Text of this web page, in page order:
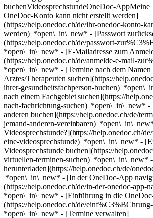
buchenVideosprechstundeOneDoc-AppMeine
OneDoc-Konto kann nicht erstellt werden]
(https://help.onedoc.ch/de/ihr-onedoc-konto-
werden) *open\_in\_new* - [Passwort
(https://help.onedoc.ch/de/passwort-
*open\_in\_new* - [E-Mailadresse zum
(https://help.onedoc.ch/de/anmelde-e-mail-
*open\_in\_new* - [Termine nach dem Namen
Arztes/Therapeuten suchen](https://
ihrer-gesundheitsfachperson-buchen)
nach einem Fachgebiet suchen](https://
nach-fachrichtung-suchen) *open\_in\_new* -
anderen buchen](https://help.onedoc.ch/de/
jemand-anderen-vereinbaren) *open\_in\_new*
Videosprechstunde?](https://help.onedoc.ch/
eine-videosprechstunde) *open\_in\_new* -
Videosprechstunde buchen](https://
virtuellen-terminen-suchen) *open\_in\_new*
herunterladen](https://help.onedoc.ch/de/
*open\_in\_new* - [In der OneDoc-App
(https://help.onedoc.ch/de/in-der-onedoc-app-
*open\_in\_new* - [Einführung in die
(https://help.onedoc.ch/de/
*open\_in\_new* - [Termine verwalten](https://help.onedoc.ch/de/termine-verwalten) *open\_in\_new* - [Termine absagen](https://help.onedoc.ch/de/online-gebuchte-termine-absagen) *open\_in\_new* - [Ich erhalte keine Terminbestätigung](https://help.onedoc.ch/de/ich-erhalte-keine-terminbest%C3%A4tigung) *open\_in\_new* [Alle unsere Artikel anzeigen *open\_in\_new*](https://help.onedoc.ch/de/) close ## Ihre Suche bearbeiten ![Haus mit Pluszeichen, das anzeigt, dass eine Konsultation vor Ort möglich ist](https://www.onedoc.ch/assets/images/icons/on-site.svg) Vor Ort ![Kamera mit Play-Symbol, die anzeigt, dass eine Konsultation per Video aus der Ferne möglich ist](https://www.onedoc.ch/assets/images/icons/remote.svg) Virtuell Suche #### Fachrichtung #### Gesundheitsfachperson #### Einrichtung edit Vorsorgeuntersuchung | Check up in Stäfa tune Filter Neue Patienten*keyboard\_arrow\_down* - Zugelassen*check\_circle* Gesprochene Sprachen*keyboard\_arrow\_down* - Albanisch*check\_circle* - Arabisch*check\_circle* - Bosnisch*check\_circle* - Bulgarisch*check\_circle* - Chinesisch*check\_circle* - Deutsch*check\_circle* - Englisch*check\_circle* - Französisch*check\_circle* - Georgisch*check\_circle* - Griechisch*check\_circle* - Hebräisch*check\_circle* - Hindi*check\_circle* - Italienisch*check\_circle* - Kroatisch*check\_circle* - Litauisch*check\_circle* - Malayalam*check\_circle* - Niederländisch*check\_circle* - Persisch*check\_circle* - Polnisch*check\_circle* - Portugiesisch*check\_circle* - Rumänisch*check\_circle* - Russisch*check\_circle* - Rätoromanisch*check\_circle* - Serbisch*check\_circle* - Spanisch*check\_circle* - Tamil*check\_circle* - Tschechisch*check\_circle* - Türkisch*check\_circle* - Ukrainisch*check\_circle* - Ungarisch*check\_circle* - Urdu*check\_circle* Geschlecht*keyboard\_arrow\_down* - Weiblich*check\_circle* - Männlich*check\_circle* Netzwerk*keyboard\_arrow\_down* - Amavita*check\_circle* - Hirslanden*check\_circle* - Swiss Medical Network*check\_circle* - ASCA*check\_circle* - EMR*check\_circle* - ArgoMed*check\_circle* - mediX*check\_circle* - 1A-Hausärzte*check\_circle* - doccare*check\_circle* - DocNet Säuliamt*check\_circle* - hapmed*check\_circle* - zmed*check\_circle* - zu:care*check\_circle* - Zürcher Gesundheitsnetz*check\_circle* - Medbase*check\_circle* Verfügbarkeit*keyboard\_arrow\_down* - Heute*check\_circle* - In den nächsten 3 Tagen*check\_circle* - In den nächsten 7 Tagen*check\_circle* - In den nächsten 14 Tagen*check\_circle* # __Vorsorgeuntersuchung | Check up__ in der Umgebung von __Stäfa__: Buchen Sie heute Ihren Termin online [![Dr. med. Verena Immer, Hausärztin (Allgemeinmedizinerin) in Männedorf](https://assets.onedoc.ch/images/users/57c114a6547f5e651f4dbd0b9d40f4892e4327676b28a795d63059b95649988f-small.jpg "Dr. med. Verena Immer, Hausärztin (Allgemeinmedizinerin) in Männedorf")](https://www.onedoc.ch/de/hausarztin-allgemeinmedizinerin/mannedorf/pc3ei/dr-med-verena-immer) ### [Dr. med. Verena Immer](https://www.onedoc.ch/de/hausarztin-allgemeinmedizinerin/mannedorf/pc3ei/dr-med-verena-immer) ![Abzeichen, das ein verifiziertes Profil kennzeichnet](https://www.onedoc.ch/assets/images/icons/checkmark.svg) [Hausärztin (Allgemeinmedizinerin)](https://www.onedoc.ch/de/hausarzt-allgemeinmedizin/mannedorf) [Medizinisches Center Männedorf](https://www.onedoc.ch/de/medizinisches-zentrum/mannedorf/ebdc2/medizinisches-center-mannedorf) Schwerzistrasse 30 8708 Männedorf ![Patient mit Pluszeichen, der anzeigt, dass neue Patienten angenommen werden](https://www.onedoc.ch/assets/images/icons/new-patients.svg)Akzeptiert neue Patienten [Termin buchen](https://www.onedoc.ch/de/hausarztin-allgemeinmedizinerin/mannedorf/pc3ei/dr-med-verena-immer) Expertisen:[Vorsorgeuntersuchung | Check up](https://www.onedoc.ch/de/vorsorgeuntersuchung-check-up/mannedorf), [Harnwegsinfektion | Zystitis | Blasenentzündung](https://www.onedoc.ch/de/harnwegsinfektion-zystitis-blasenentzundung/mannedorf), [Grippe | Influenza | Grippesymptome | Schnupfen](https://www.onedoc.ch/de/grippe-influenza-grippesymptome-schnupfen/mannedorf), [Fadenentfernung | Klammerentfernung](https://www.onedoc.ch/de/fadenentfernung-klammerentfernung/mannedorf), [Pflege von Wunden | Wundbehandlung](https://www.onedoc.ch/de/pflege-von-wunden-wundbehandlung/mannedorf)Mehr anzeigen *chevron\_left* Di. 04 Aug. *chevron\_right* Mehr Termine anzeigen *error\_outline* Beim Laden der Verfügbarkeiten ist ein Fehler aufgetreten [Erneut versuchen](https://www.onedoc.ch) Expertisen:[Vorsorgeuntersuchung | Check up](https://www.onedoc.ch/de/vorsorgeuntersuchung-check-up/mannedorf), [Harnwegsinfektion | Zystitis | Blasenentzündung](https://www.onedoc.ch/de/harnwegsinfektion-zystitis-blasenentzundung/mannedorf), [Grippe | Influenza | Grippesymptome | Schnupfen](https://www.onedoc.ch/de/grippe-influenza-grippesymptome-schnupfen/mannedorf), [Fadenentfernung | Klammerentfernung](https://www.onedoc.ch/de/fadenentfernung-klammerentfernung/mannedorf), [Pflege von Wunden | Wundbehandlung](https://www.onedoc.ch/de/pflege-von-wunden-wundbehandlung/mannedorf)Mehr anzeigen [![Dr. med. Cornelia Herster, Hausärztin (Allgemeinmedizinerin) in Männedorf](https://assets.onedoc.ch/images/users/c070ed3fb9f17a596b24805c1c1f6c728c953abd872a40fec2250f646cd42b27-small.png "Dr. med. Cornelia Herster, Hausärztin (Allgemeinmedizinerin) in Männedorf")](https://www.onedoc.ch/de/hausarztin-allgemeinmedizinerin/mannedorf/pcyc1/dr-med-cornelia-herster) ### [Dr. med. Cornelia Herster](https://www.onedoc.ch/de/hausarztin-allgemeinmedizinerin/mannedorf/pcyc1/dr-med-cornelia-herster) ![Abzeichen, das ein verifiziertes Profil kennzeichnet](https://www.onedoc.ch/assets/images/icons/checkmark.svg) [Hausärztin (Allgemeinmedizinerin)](https://www.onedoc.ch/de/hausarzt-allgemeinmedizin/mannedorf) [Medizinisches Center Männedorf](https://www.onedoc.ch/de/medizinisches-zentrum/mannedorf/ebdc2/medizinisches-center-mannedorf) Schwerzistrasse 30 8708 Männedorf ![Patient mit Pluszeichen, der anzeigt, dass neue Patienten angenommen werden](https://www.onedoc.ch/assets/images/icons/new-patients.svg)Akzeptiert neue Patienten [Termin buchen](https://www.onedoc.ch/de/hausarztin-allgemeinmedizinerin/mannedorf/pcyc1/dr-med-cornelia-herster) Expertisen:[Vorsorgeuntersuchung | Check up](https://www.onedoc.ch/de/vorsorgeuntersuchung-check-up/mannedorf), [Harnwegsinfektion | Zystitis | Blasenentzündung](https://www.onedoc.ch/de/harnwegsinfektion-zystitis-blasenentzundung/mannedorf), [Grippe | Influenza | Grippesymptome | Schnupfen](https://www.onedoc.ch/de/grippe-influenza-grippesymptome-schnupfen/mannedorf), [Verkehrsmedizinische Kontrolluntersuchung STUFE 1](https://www.onedoc.ch/de/verkehrsmedizinische-kontrolluntersuchung-stufe-1/mannedorf)Mehr anzeigen *chevron\_left* Di. 04 Aug. *chevron\_right* Mehr Termine anzeigen *error\_outline* Beim Laden der Verfügbarkeiten ist ein Fehler aufgetreten [Erneut versuchen](https://www.onedoc.ch) Expertisen:[Vorsorgeuntersuchung | Check up](https://www.onedoc.ch/de/vorsorgeuntersuchung-check-up/mannedorf), [Harnwegsinfektion | Zystitis | Blasenentzündung](https://www.onedoc.ch/de/harnwegsinfektion-zystitis-blasenentzundung/mannedorf), [Grippe | Influenza | Grippesymptome | Schnupfen](https://www.onedoc.ch/de/grippe-influenza-grippesymptome-schnupfen/mannedorf), [Verkehrsmedizinische Kontrolluntersuchung STUFE 1](https://www.onedoc.ch/de/verkehrsmedizinische-kontrolluntersuchung-stufe-1/mannedorf)Mehr anzeigen [![Dr. med. Timotheus Hauser, Hausarzt (Allgemeinmedizin) in Männedorf](https://assets.onedoc.ch/images/users/b65e1c0de9fa56e8de9d586c0e6a88163dbb3ccf88c46be994ddb285a58a7d1c-small.png "Dr. med. Timotheus Hauser, Hausarzt (Allgemeinmedizin) in Männedorf")](https://www.onedoc.ch/de/hausarzt-allgemeinmedizin/mannedorf/pcyc0/dr-med-timotheus-hauser) ### [Dr. med. Timotheus Hauser](https://www.onedoc.ch/de/hausarzt-allgemeinmedizin/mannedorf/pcyc0/dr-med-timotheus-hauser) ![Abzeichen, das ein verifiziertes Profil kennzeichnet](https://www.onedoc.ch/assets/images/icons/checkmark.svg) [Hausarzt (Allgemeinmedizin)](https://www.onedoc.ch/de/hausarzt-allgemeinmedizin/mannedorf) [Medizinisches Center Männedorf](https://www.onedoc.ch/de/medizinisches-zentrum/mannedorf/ebdc2/medizinisches-center-mannedorf) Schwerzistrasse 30 8708 Männedorf ![Patient mit Pluszeichen, der anzeigt, dass neue Patienten angenommen werden](https://www.onedoc.ch/assets/images/icons/new-patients.svg)Akzeptiert neue Patienten [Termin buchen](https://www.onedoc.ch/de/hausarzt-allgemeinmedizin/mannedorf/pcyc0/dr-med-timotheus-hauser) Expertisen:[Vorsorgeuntersuchung | Check up](https://www.onedoc.ch/de/vorsorgeuntersuchung-check-up/mannedorf), [Harnwegsinfektion | Zystitis | Blasenentzündung](https://www.onedoc.ch/de/harnwegsinfektion-zystitis-blasenentzundung/mannedorf), [Grippe | Influenza | Grippesymptome | Schnupfen](https://www.onedoc.ch/de/grippe-influenza-grippesymptome-schnupfen/mannedorf), [Verkehrsmedizinische Kontrolluntersuchung STUFE 1](https://www.onedoc.ch/de/verkehrsmedizinische-kontrolluntersuchung-stufe-1/mannedorf)Mehr anzeigen Expertisen:[Vorsorgeuntersuchung | Check up](https://www.onedoc.ch/de/vorsorgeuntersuchung-check-up/mannedorf), [Harnwegsinfektion | Zystitis | Blasenentzündung](https://www.onedoc.ch/de/harnwegsinfektion-zystitis-blasenentzundung/mannedorf), [Grippe | Influenza | Grippesymptome | Schnupfen](https://www.onedoc.ch/de/grippe-influenza-grippesymptome-schnupfen/mannedorf), [Verkehrsmedizinische Kontrolluntersuchung STUFE 1](https://www.onedoc.ch/de/verkehrsmedizinische-kontrolluntersuchung-stufe-1/mannedorf)Mehr anzeigen [![Dr. med. David Katzenfuss, Facharzt für Allgemeine Innere Medizin in Oetwil am See](https://assets.onedoc.ch/images/users/f308fdd7267d1f7f67e28ef44c26a0552e2eee0544941c49596109ee37ad3953-small.jpg "Dr. med. David Katzenfuss, Facharzt für Allgemeine Innere Medizin in Oe